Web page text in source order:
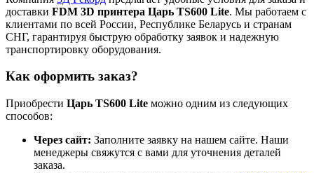
доставки FDM 3D принтера Царь TS600 Lite. Мы работаем с
клиентами по всей России, Республике Беларусь и странам
СНГ, гарантируя быструю обработку заявок и надежную
транспортировку оборудования.
Как оформить заказ?
Приобрести Царь TS600 Lite можно одним из следующих
способов:
Через сайт: Заполните заявку на нашем сайте. Наши
менеджеры свяжутся с вами для уточнения деталей
заказа.